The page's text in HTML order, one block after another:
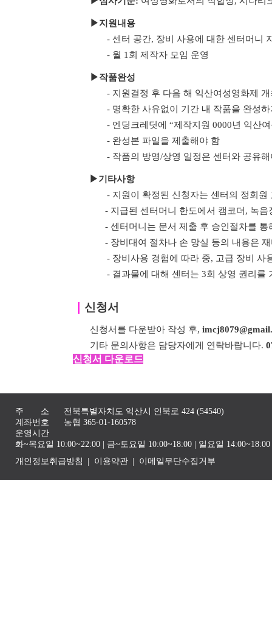
▶지원내용
- 센터 공간, 장비 사용에 대한 센터머니
- 월 1회 제작자 모임 운영
▶작품완성
- 지원결정 후 다음 해 익산여성영화제
- 명확한 사유없이 기간 내 작품을 완성
- 엔딩크레딧에 “제작지원 0000년 익산
- 완성본 파일을 제출해야 함
- 작품의 방영/상영 일정은 센터와 공유
▶기타사항
- 지원이 확정된 신청자는 센터의 정회원
- 지급된 센터머니 한도에서 캠코더, 녹
- 센터머니는 문서 제출 후 승인절차를
- 장비대여 절차나 손 망실 등의 내용은
- 장비사용 경험에 따라 중, 고급 장비 사
- 결과물에 대해 센터는 3회 상영 권리를
신청서
신청서를 다운받아 작성 후,
기타 문의사항은 담당자에게 연락바랍니다.
신청서 다운로드
주 소
전북특별자치도 익산시 인북로 424 (54540)
계좌번호
농협 365-01-160578
운영시간
화~목요일 10:00~22:00 | 금~토요일 10:00~18:00 | 일요일
개인정보취급방침
이용약관 이메일무단수집거부